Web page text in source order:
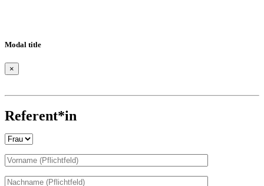
Modal title
×
dieses
Feld
leer.
Referent*in